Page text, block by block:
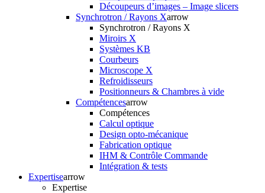
Découpeurs d’images – Image slicers
Synchrotron / Rayons Xarrow
Synchrotron / Rayons X
Miroirs X
Systèmes KB
Courbeurs
Microscope X
Refroidisseurs
Positionneurs & Chambres à vide
Compétencesarrow
Compétences
Calcul optique
Design opto-mécanique
Fabrication optique
IHM & Contrôle Commande
Intégration & tests
Expertisearrow
Expertise